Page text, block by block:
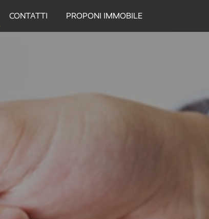
CONTATTI PROPONI IMMOBILE